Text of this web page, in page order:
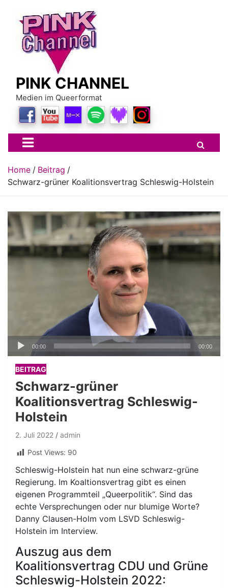
content
PINK CHANNEL
Medien im Queerformat
Home
Beitrag
Schwarz-grüner Koalitionsvertrag Schleswig-Holstein
Audio-
Player
00:00 00:00
BEITRAG
Schwarz-grüner
Koalitionsvertrag Schleswig-
Holstein
2. Juli 2022
admin
Post Views: 90
Schleswig-Holstein hat nun eine schwarz-grüne
Regierung. Im Koaltionsvertrag gibt es einen
eigenen Programmteil „Queerpolitik“. Sind das
echte Versprechungen oder nur blumige Worte?
Danny Clausen-Holm vom LSVD Schleswig-
Holstein im Interview.
Auszug aus dem
Koalitionsvertrag CDU und Grüne
Schleswig-Holstein 2022: